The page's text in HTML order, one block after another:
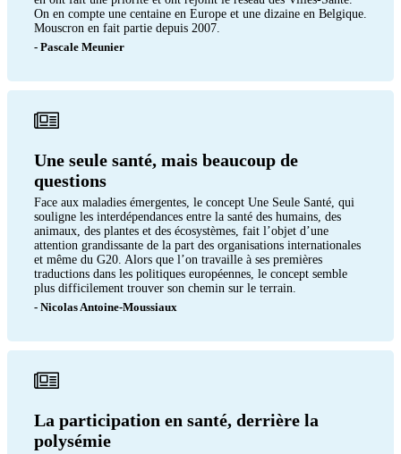
On en compte une centaine en Europe et une dizaine en Belgique.
Mouscron en fait partie depuis 2007.
- Pascale Meunier
Une seule santé, mais beaucoup de
questions
Face aux maladies émergentes, le concept Une Seule Santé, qui
souligne les interdépendances entre la santé des humains, des
animaux, des plantes et des écosystèmes, fait l’objet d’une
attention grandissante de la part des organisations internationales
et même du G20. Alors que l’on travaille à ses premières
traductions dans les politiques européennes, le concept semble
plus difficilement trouver son chemin sur le terrain.
- Nicolas Antoine-Moussiaux
La participation en santé, derrière la
polysémie